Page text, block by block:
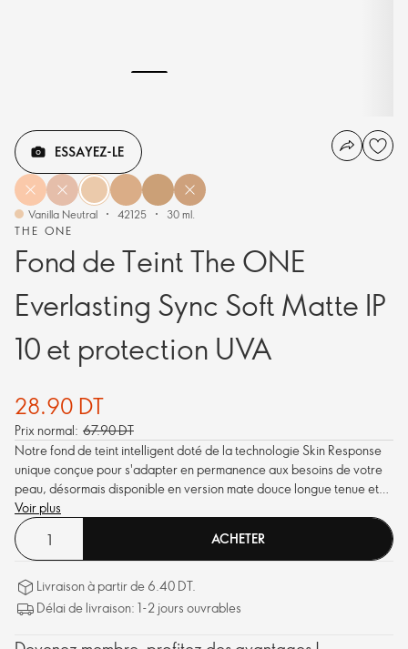
THE ONE
Fond de Teint The ONE
Everlasting Sync Soft Matte IP
10 et protection UVA
ESSAYEZ-LE
Vanilla Neutral 42125 30 ml.
28.90 DT
Prix normal: 67.90 DT
Notre fond de teint intelligent doté de la technologie Skin Response
unique conçue pour s'adapter en permanence aux besoins de votre
peau, désormais disponible en version mate douce longue tenue et
sans brillance.
Voir plus
ACHETER
Livraison à partir de 6.40 DT.
Délai de livraison: 1-2 jours ouvrables